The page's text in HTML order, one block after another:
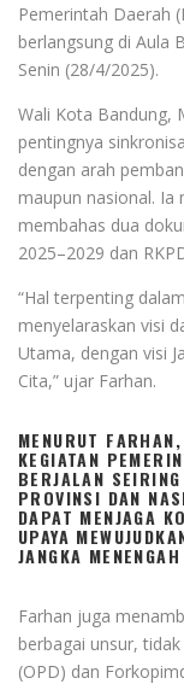
Pemerintah Daerah
berlangsung di Aula
Senin (28/4/2025).
Wali Kota Bandung,
pentingnya
dengan arah
maupun nasional. Ia
membahas dua
2025–2029 dan
“Hal terpenting
menyelaraskan visi
Utama, dengan visi
Cita,” ujar Farhan.
MENURUT
KEGIATAN
BERJALAN
PROVINSI DAN
DAPAT MENJAGA
UPAYA
JANGKA
Farhan juga
berbagai unsur,
(OPD) dan